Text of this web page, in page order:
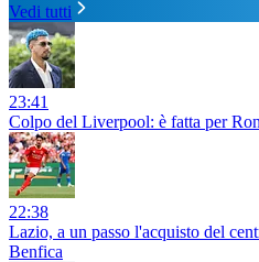
Vedi tutti
23:41
Colpo del Liverpool: è fatta per
22:38
Lazio, a un passo l'acquisto del
Benfica